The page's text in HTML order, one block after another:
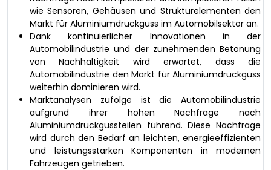
wie Sensoren, Gehäusen und Strukturelementen den
Markt für Aluminiumdruckguss im Automobilsektor an.
Dank kontinuierlicher Innovationen in der
Automobilindustrie und der zunehmenden Betonung
von Nachhaltigkeit wird erwartet, dass die
Automobilindustrie den Markt für Aluminiumdruckguss
weiterhin dominieren wird.
Marktanalysen zufolge ist die Automobilindustrie
aufgrund ihrer hohen Nachfrage nach
Aluminiumdruckgussteilen führend. Diese Nachfrage
wird durch den Bedarf an leichten, energieeffizienten
und leistungsstarken Komponenten in modernen
Fahrzeugen getrieben.